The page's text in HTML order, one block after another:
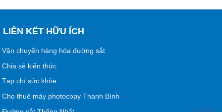
LIÊN KẾT HỮU ÍCH
Vận chuyển hàng hóa đường sắt
Chia sẻ kiến thức
Tạp chí sức khỏe
Cho thuê máy photocopy Thanh Bình